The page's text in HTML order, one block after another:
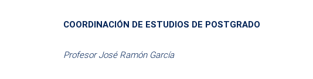
COORDINACIÓN DE ESTUDIOS DE POSTGRADO
Profesor José Ramón García